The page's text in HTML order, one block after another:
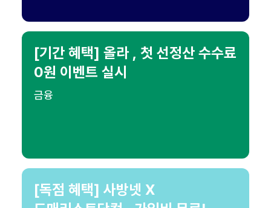
[기간 혜택] 올라 , 첫 선정산 수수료
0원 이벤트 실시
금융
[독점 혜택] 사방넷 X